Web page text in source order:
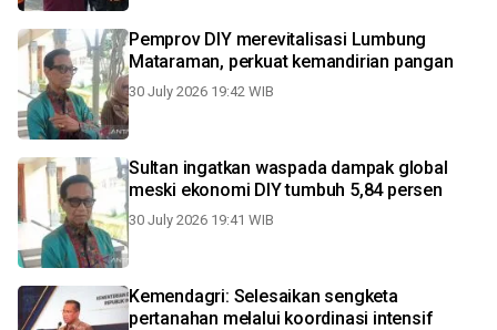
Pemprov DIY merevitalisasi Lumbung
Mataraman, perkuat kemandirian pangan
30 July 2026 19:42 WIB
Sultan ingatkan waspada dampak global
meski ekonomi DIY tumbuh 5,84 persen
30 July 2026 19:41 WIB
Kemendagri: Selesaikan sengketa
pertanahan melalui koordinasi intensif